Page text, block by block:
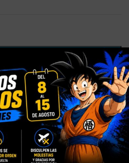
AL CARRITO
la lista de deseos
STAR WARS, HASBRO STOCK,
,
Vintage Collection Star Wars
×